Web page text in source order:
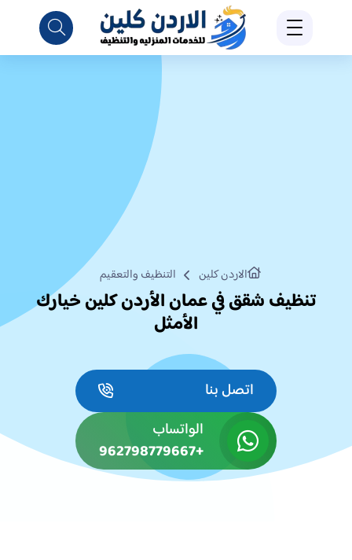
الاردن كلين التنظيف والتعقيم
تنظيف شقق في عمان الأردن كلين خيارك
الأمثل
اتصل بنا
الواتساب
+962798779667